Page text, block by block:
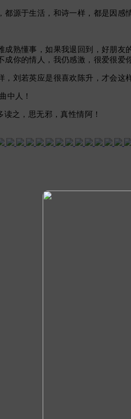
源于生活，和诗一样，都是因感
熟懂事，如果我退回到， 好朋友
你的情人，我仍感激，很爱很爱
刘若英应是很喜欢陈升，才会
中人！
多读之，思无邪，真性情阿！